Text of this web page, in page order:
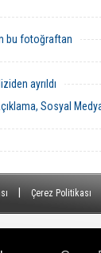
bu fotoğraftan
ayrıldı
Sosyal
Çerez Politikası